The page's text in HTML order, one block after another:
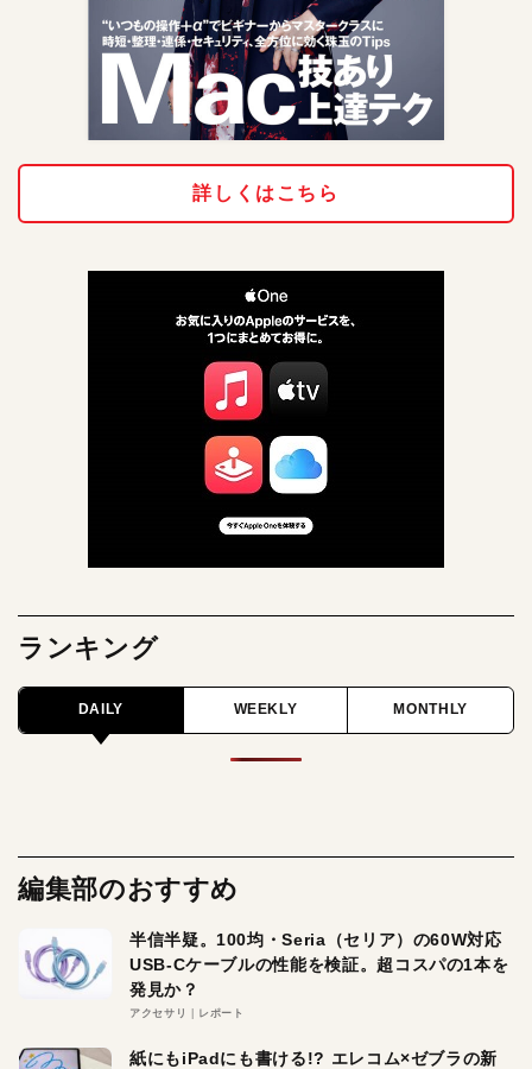
詳しくはこちら
ランキング
DAILY WEEKLY MONTHLY
編集部のおすすめ
半信半疑。100均・Seria（セリア）の60W対応
USB-Cケーブルの性能を検証。超コスパの1本を
発見か？
アクセサリ レポート
紙にもiPadにも書ける!? エレコム×ゼブラの新